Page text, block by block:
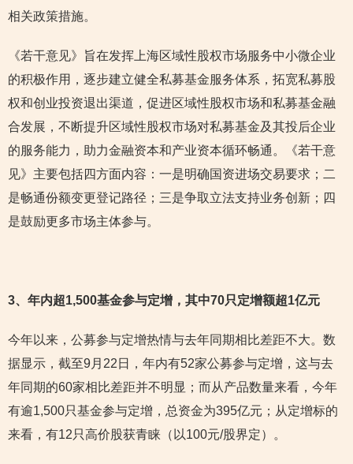
相关政策措施。
《若干意见》旨在发挥上海区域性股权市场服务中小微企业
的积极作用，逐步建立健全私募基金服务体系，拓宽私募股
权和创业投资退出渠道，促进区域性股权市场和私募基金融
合发展，不断提升区域性股权市场对私募基金及其投后企业
的服务能力，助力金融资本和产业资本循环畅通。《若干意
见》主要包括四方面内容：一是明确国资进场交易要求；二
是畅通份额变更登记路径；三是争取立法支持业务创新；四
是鼓励更多市场主体参与。
3、年内超1,500基金参与定增，其中70只定增额超1亿元
今年以来，公募参与定增热情与去年同期相比差距不大。数
据显示，截至9月22日，年内有52家公募参与定增，这与去
年同期的60家相比差距并不明显；而从产品数量来看，今年
有逾1,500只基金参与定增，总资金为395亿元；从定增标的
来看，有12只高价股获青睐（以100元/股界定）。